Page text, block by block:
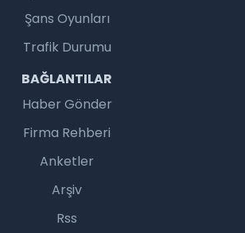
Şans Oyunları
Trafik Durumu
BAĞLANTILAR
Haber Gönder
Firma Rehberi
Anketler
Arşiv
Rss